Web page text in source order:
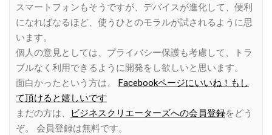
スマートフォンもそうですが、デバイスが進化して、便利
になればなるほど、使うひとのモラルが試されるように思
います。
個人の意見としては、プライバシー保護も考慮して、トラ
ブルなく利用できるように開発をし欲しいと思います。
面白かったという方は、 Facebookページにいいね！もし
て頂けると嬉しいです
まだの方は、
ビジネスクリエーターズへの会員登録をどう
ぞ。 会員登録は無料です。